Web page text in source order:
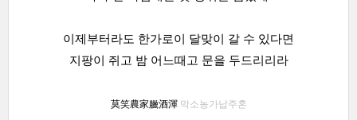
이제부터라도 한가로이 달맞이 갈 수 있다면
지팡이 쥐고 밤 어느때고 문을 두드리리라
莫笑農家臘酒渾 막소농가납주혼